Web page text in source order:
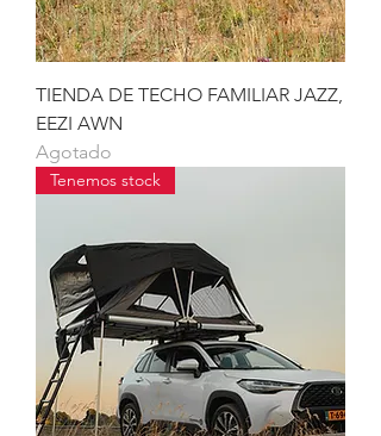
TIENDA DE TECHO FAMILIAR JAZZ,
EEZI AWN
Agotado
Tenemos stock